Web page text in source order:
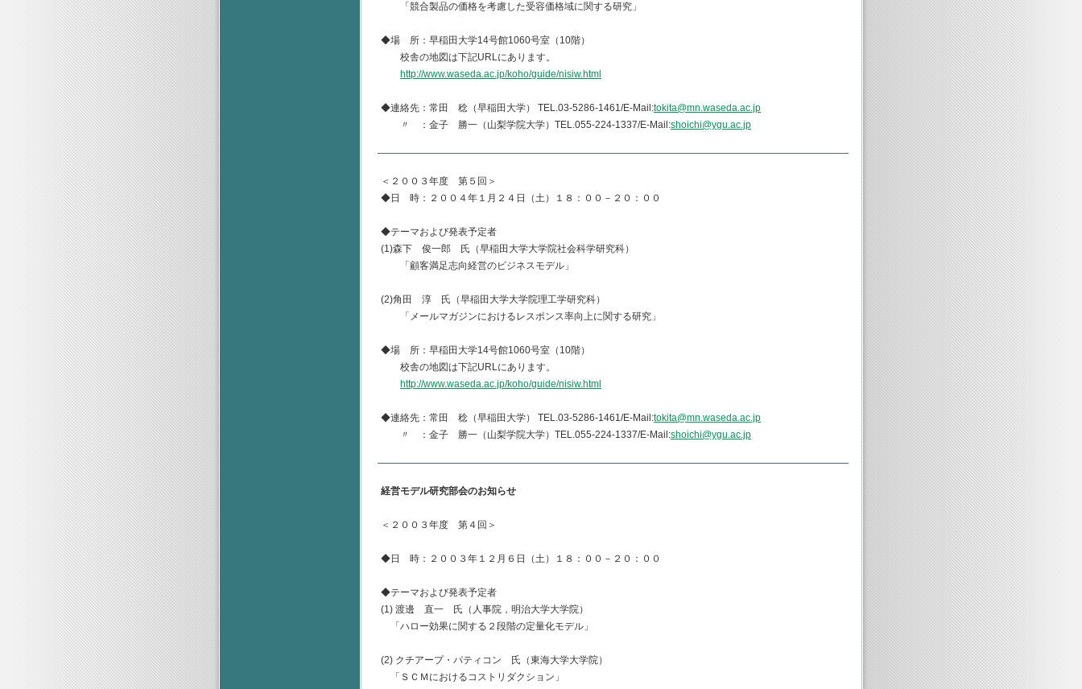
「競合製品の価格を考慮した受容価格域に関する研究」
◆場 所：早稲田大学14号館1060号室（10階）
校舎の地図は下記URLにあります。
http://www.waseda.ac.jp/koho/guide/nisiw.html
◆連絡先：常田 稔（早稲田大学） TEL.03-5286-1461/E-Mail:tokita@mn.waseda.ac.jp
〃 ：金子 勝一（山梨学院大学）TEL.055-224-1337/E-Mail:shoichi@ygu.ac.jp
＜２００３年度 第５回＞
◆日 時：２００４年１月２４日（土）１８：００－２０：００
◆テーマおよび発表予定者
(1)森下 俊一郎 氏（早稲田大学大学院社会科学研究科）
「顧客満足志向経営のビジネスモデル」
(2)角田 淳 氏（早稲田大学大学院理工学研究科）
「メールマガジンにおけるレスポンス率向上に関する研究」
◆場 所：早稲田大学14号館1060号室（10階）
校舎の地図は下記URLにあります。
http://www.waseda.ac.jp/koho/guide/nisiw.html
◆連絡先：常田 稔（早稲田大学） TEL.03-5286-1461/E-Mail:tokita@mn.waseda.ac.jp
〃 ：金子 勝一（山梨学院大学）TEL.055-224-1337/E-Mail:shoichi@ygu.ac.jp
経営モデル研究部会のお知らせ
＜２００３年度 第４回＞
◆日 時：２００３年１２月６日（土）１８：００－２０：００
◆テーマおよび発表予定者
(1) 渡邊 直一 氏（人事院，明治大学大学院）
「ハロー効果に関する２段階の定量化モデル」
(2) クチアープ・パティコン 氏（東海大学大学院）
「ＳＣＭにおけるコストリダクション」